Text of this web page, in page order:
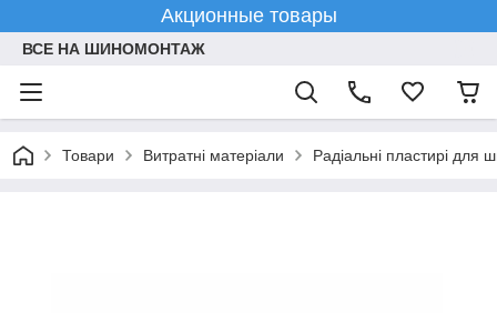
Акционные товары
ВСЕ НА ШИНОМОНТАЖ
Товари Витратні матеріали Радіальні пластирі для